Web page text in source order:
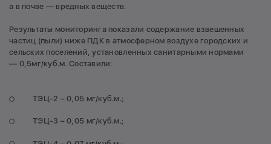
а в почве — вредных веществ.
Результаты мониторинга показали содержание взвешенных
частиц (пыли) ниже ПДК в атмосферном воздухе городских и
сельских поселений, установленных санитарными нормами
— 0,5мг/куб.м. Составили:
ТЭЦ-2 – 0,05 мг/куб.м.;
ТЭЦ-3 – 0,05 мг/куб.м.;